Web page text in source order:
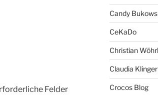
Felder
Candy
CeKaDo
Christian Wöhrl
Claudia Klinger
Crocos Blog